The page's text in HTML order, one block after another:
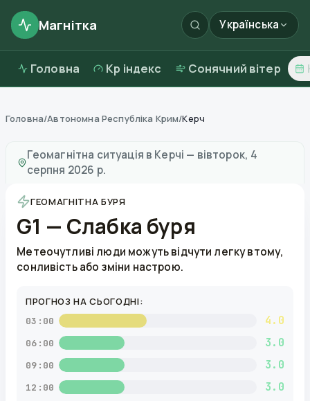
Магнітка Українська
Головна Kp індекс Сонячний вітер
Головна/Автономна Республіка Крим/Керч
Геомагнітна ситуація в Керчі — вівторок, 4
серпня 2026 р.
ГЕОМАГНІТНА БУРЯ
G1 — Слабка буря
Метеочутливі люди можуть відчути легку втому,
сонливість або зміни настрою.
ПРОГНОЗ НА СЬОГОДНІ:
03:00 4.0
06:00 3.0
09:00 3.0
12:00 3.0